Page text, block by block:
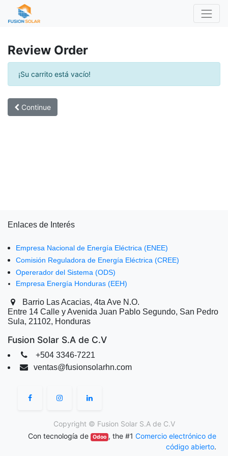
Review Order
¡Su carrito está vacío!
Continue
Enlaces de Interés
Empresa Nacional de Energía Eléctrica (ENEE)
Comisión Reguladora de Energía Eléctrica (CREE)
Opererador del Sistema (ODS)
Empresa Energía Honduras (EEH)
Barrio Las Acacias, 4ta Ave N.O.
Entre 14 Calle y Avenida Juan Pablo Segundo, San Pedro
Sula, 21102, Honduras
Fusion Solar S.A de C.V
+504 3346-7221
ventas@fusionsolarhn.com
Copyright © Fusion Solar S.A de C.V
Con tecnología de
Odoo , the #1 Comercio electrónico de
código abierto.